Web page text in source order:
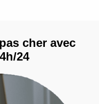
cher avec
24